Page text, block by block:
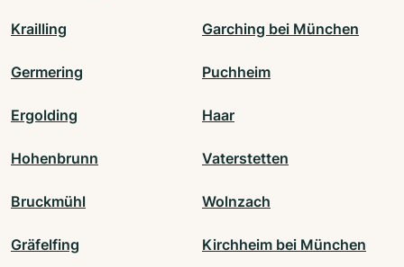
Krailling Garching bei München
Germering Puchheim
Ergolding Haar
Hohenbrunn Vaterstetten
Bruckmühl Wolnzach
Gräfelfing Kirchheim bei München